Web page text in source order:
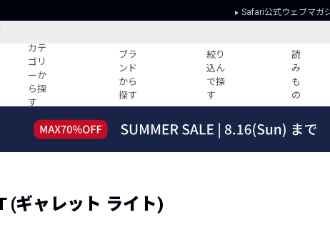
Safari公式ウェブマガ
カテ
ゴリ
ーか
ら探
す
ブラ
ンド
から
探す
絞り
込ん
で探
す
読
み
も
の
すべての記事
ーデ紹介
HOTなコーデ TOP20
(ギャレット ライト)